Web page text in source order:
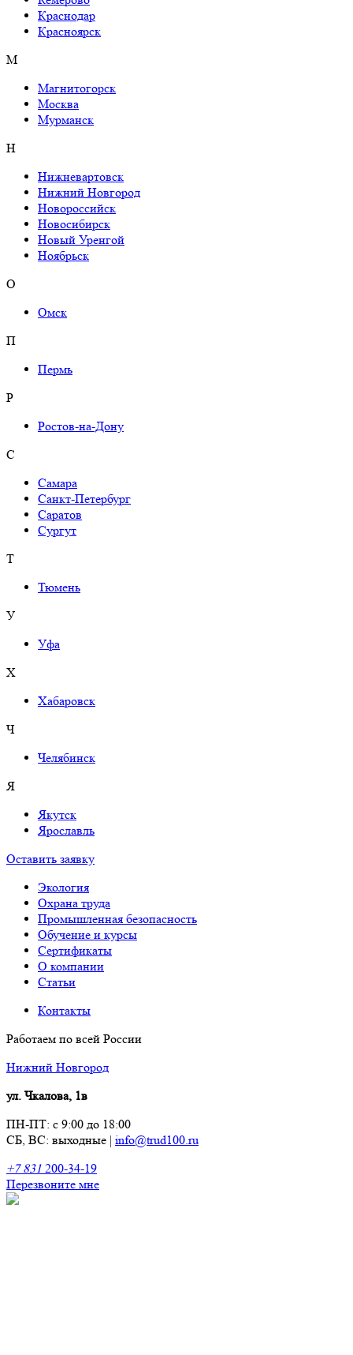
Краснодар
Красноярск
М
Магнитогорск
Москва
Мурманск
Н
Нижневартовск
Нижний Новгород
Новороссийск
Новосибирск
Новый Уренгой
Ноябрьск
О
Омск
П
Пермь
Р
Ростов-на-Дону
С
Самара
Санкт-Петербург
Саратов
Сургут
Т
Тюмень
У
Уфа
Х
Хабаровск
Ч
Челябинск
Я
Якутск
Ярославль
Оставить заявку
Экология
Охрана труда
Промышленная безопасность
Обучение и курсы
Сертификаты
О компании
Cтатьи
Контакты
Работаем по всей России
Нижний Новгород
ул. Чкалова, 1в
ПН-ПТ: с 9:00 до 18:00
СБ, ВС: выходные | info@trud100.ru
+7 831 200-34-19
Перезвоните мне